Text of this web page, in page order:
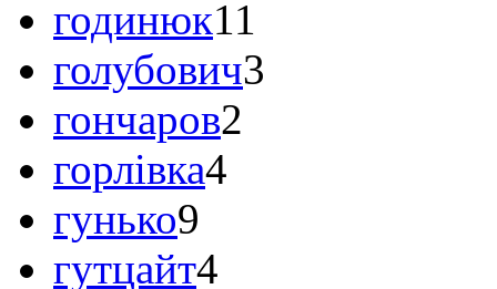
годинюк11
голубович3
гончаров2
горлівка4
гунько9
гутцайт4